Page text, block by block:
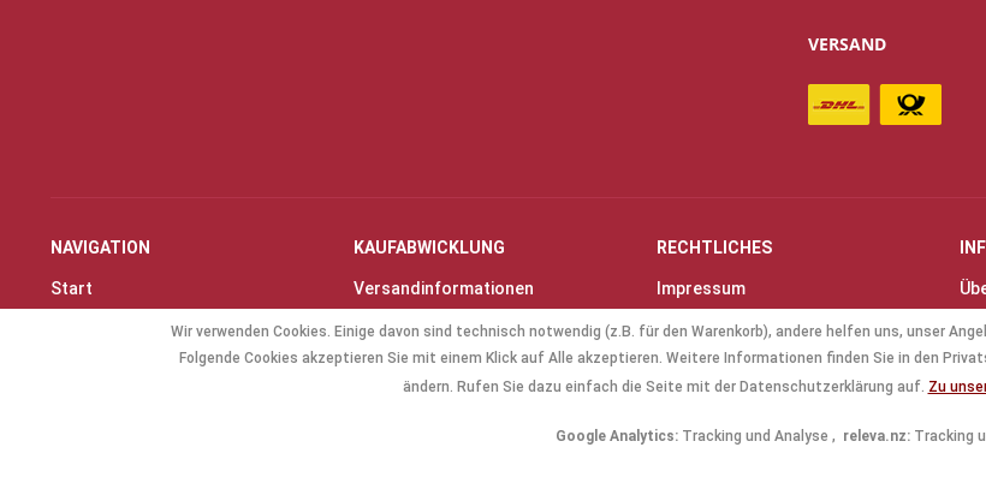
VERSAND
NAVIGATION
Start
Instrumente & Zubehör
KAUFABWICKLUNG
Versandinformationen
Zahlungsarten
Widerrufsrecht
RECHTLICHES
Impressum
Allgemeine Geschäftsbedingungen
(AGB)
Batterieverordnung
Wir verwenden Cookies. Einige davon sind technisch notwendig (z.B. für den Warenkorb), andere helfen uns, unser
Folgende Cookies akzeptieren Sie mit einem Klick auf Alle akzeptieren. Weitere Informationen finden Sie in den
ändern. Rufen Sie dazu einfach die Seite mit der Datenschutzerklärung auf. Zu
Google Analytics: Tracking und Analyse , releva.nz: Tracking